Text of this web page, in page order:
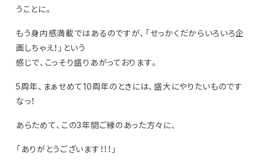
うことに。
もう身内感満載ではあるのですが、「せっかくだからいろいろ企
画しちゃえ！」という
感じで、こっそり盛りあがっております。
5周年、まぁせめて10周年のときには、盛大にやりたいものです
なっ！
あらためて、この3年間ご縁のあった方々に、
「ありがとうございます！！！」